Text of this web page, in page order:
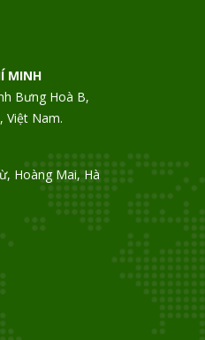
MINH
Bưng Hoà B,
Việt Nam.
Hoàng Mai, Hà